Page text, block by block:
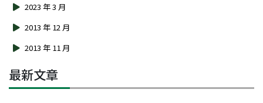
2023 年 3 月
2013 年 12 月
2013 年 11 月
最新文章